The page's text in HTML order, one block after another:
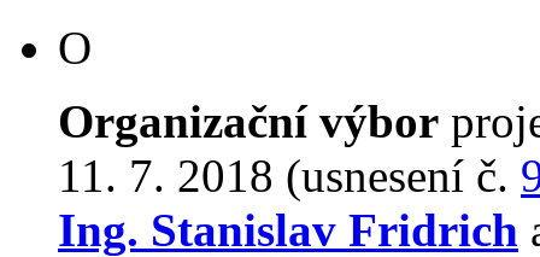
O
Organizační výbor
11. 7. 2018 (usnesení č.
Ing. Stanislav Fridrich